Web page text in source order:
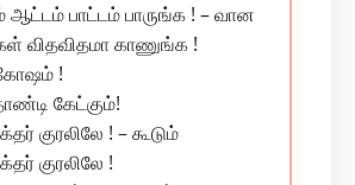
ஆட்டம் பாட்டம் பாருங்க ! – வான
விதவிதமா காணுங்க !
!
கேட்கும்!
குரலிலே ! – கூடும்
குரலிலே !